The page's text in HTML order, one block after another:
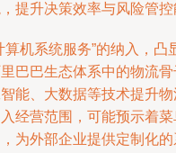
提升决策效率与风险管控
算机系统服务”的纳入，
巴巴生态体系中的物流
能、大数据等技术提升
经营范围，可能预示着
为外部企业提供定制化